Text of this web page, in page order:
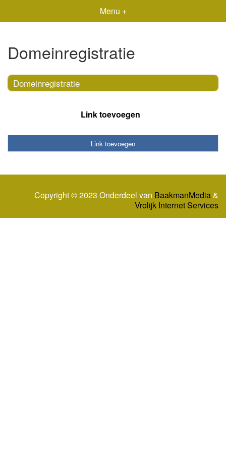
Menu +
Domeinregistratie
Domeinregistratie
Link toevoegen
Link toevoegen
Copyright © 2023 Onderdeel van BaakmanMedia&
Vrolijk Internet Services